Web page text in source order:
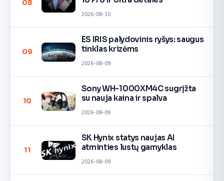
08
2026-08-10
09
ES IRIS palydovinis ryšys: saugus
tinklas krizėms
2026-08-09
10
Sony WH-1000XM4C sugrįžta
su nauja kaina ir spalva
2026-08-09
11
SK Hynix statys naujas AI
atminties lustų gamyklas
2026-08-09